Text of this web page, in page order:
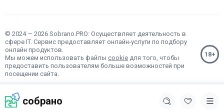
собрано
© 2024 — 2026 Sobrano.PRO: Осуществляет деятельность в
сфере IT. Сервис предоставляет онлайн-услуги по подбору
онлайн продуктов.
Мы можем использовать файлы cookie для того, чтобы
предоставить пользователям больше возможностей при
посещении сайта.